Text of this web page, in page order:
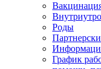
Роды
График